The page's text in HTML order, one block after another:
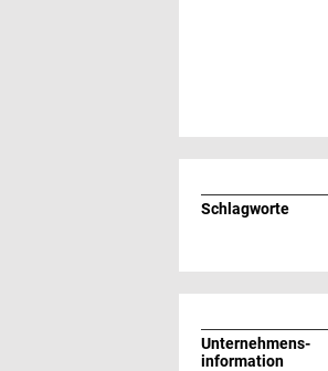
Schlagworte
Unternehmens­
information